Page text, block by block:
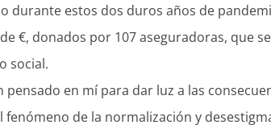
durante estos dos duros años de
€, donados por 107 aseguradoras, que
social.
en mí para dar luz a las
de la normalización y